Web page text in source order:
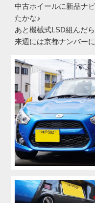
中古ホイールに新品ナ
たかな♪
あと機械式LSD組んだ
来週には京都ナンバー